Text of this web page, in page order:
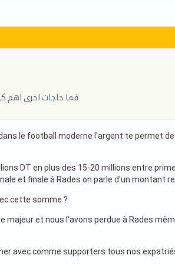
فما حاجات اخرى اهم
le football moderne l'argent te permet
DT en plus des 15-20 millions entre
et finale à Rades on parle d'un montant
cette somme ?
et nous l'avons perdue à Rades
avec comme supporters tous nos